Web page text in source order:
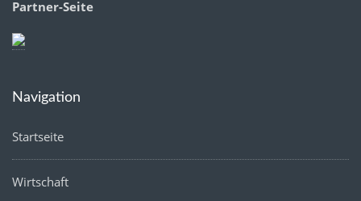
Partner-Seite
Navigation
Startseite
Wirtschaft